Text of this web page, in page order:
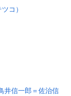
コ）
井信一郎＝佐治信